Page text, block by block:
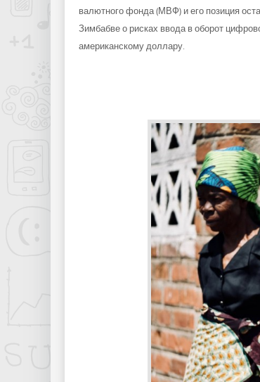
валютного фонда (МВФ) и его позиция
Зимбабве о рисках ввода в оборот
американскому доллару.